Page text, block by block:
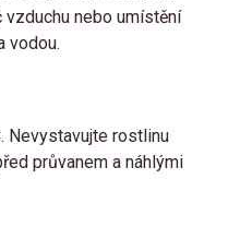
nebo umístění
vodou.
Nevystavujte rostlinu
průvanem a náhlými